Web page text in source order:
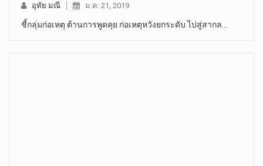
อุทัย มณี ม.ค. 21, 2019
ชี้กลุ่มก่อเหตุ ต้านการพูดคุย ก่อเหตุหวังยกระดับ ไปสู่สากล…